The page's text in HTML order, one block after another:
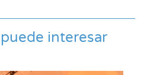
interesar